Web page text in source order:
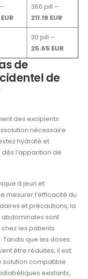
360 pill –
211.19 EUR
30 pill –
25.65 EUR
de
de
des excipients
nécessaire
hydraté et
l’apparition de
à jeun et
mesurer l’efficacité du
et précautions, la
sont
les patients
que les doses
être réduites, il est
solution compatible
existants,